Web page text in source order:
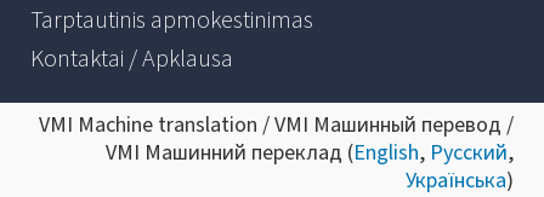
Tarptautinis apmokestinimas
Kontaktai / Apklausa
VMI Machine translation / VMI Машинный перевод /
VMI Машинний переклад (English, Русский,
Українська)